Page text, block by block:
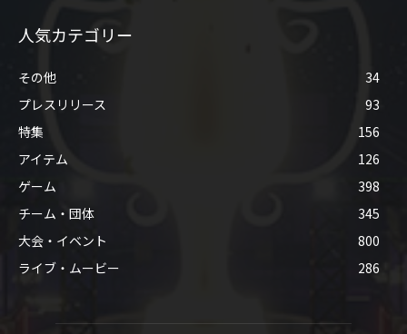
人気カテゴリー
その他
34
プレスリリース
93
特集
156
アイテム
126
ゲーム
398
チーム・団体
345
大会・イベント
800
ライブ・ムービー
286